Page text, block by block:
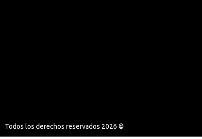
Todos los derechos reservados 2026 ©